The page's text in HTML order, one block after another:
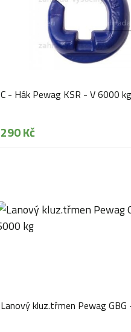
C - Hák Pewag KSR - V 6000 kg
290 Kč
Lanový kluz.třmen Pewag